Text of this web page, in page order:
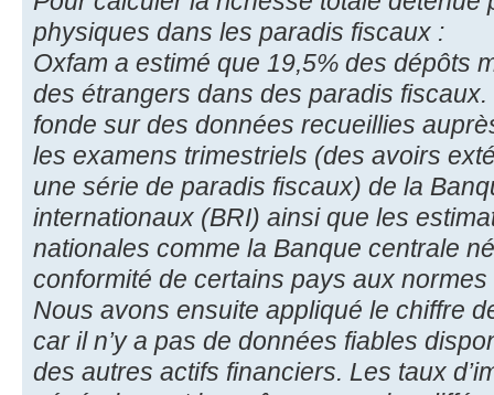
physiques dans les paradis fiscaux :
Oxfam a estimé que 19,5% des dépôts
des étrangers dans des paradis
fonde sur des données recueillies
les examens trimestriels (des avoirs
une série de paradis fiscaux) de la
internationaux (BRI) ainsi que les
nationales comme la Banque centrale
conformité de certains pays aux
Nous avons ensuite appliqué le chiffre
car il n’y a pas de données fiables
des autres actifs financiers. Les taux